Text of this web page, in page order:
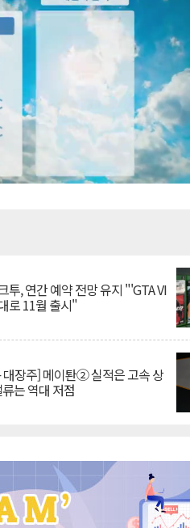
투, 연간 예약 전망 유지 "'GTA VI
로 11월 출시"
대장주] 메이퇀② 실적은 고속 상
는 역대 저점